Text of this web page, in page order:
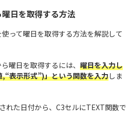
日を取得する方法
って曜日を取得する方法を解説して
曜日を取得するには、 曜日を入力し
表示形式”)」という関数を入力しま
れた日付から、C3セルにTEXT関数で